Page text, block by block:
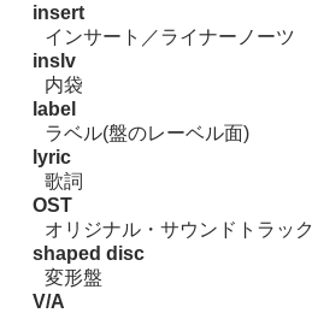
insert
インサート／ライナーノーツ
inslv
内袋
label
ラベル(盤のレーベル面)
lyric
歌詞
OST
オリジナル・サウンドトラック
shaped disc
変形盤
V/A